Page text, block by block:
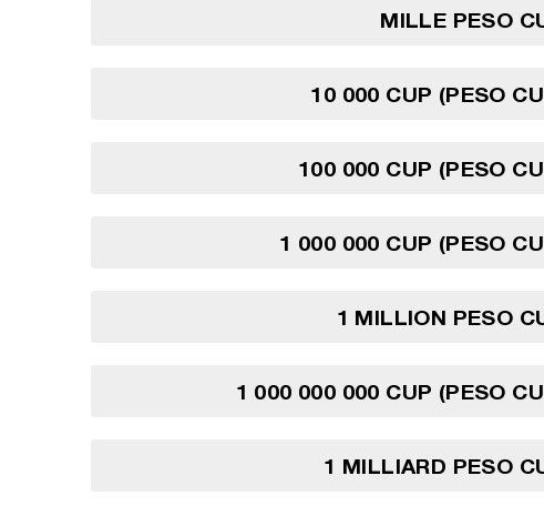
MILLE PESO
10 000 CUP (PESO
100 000 CUP (PESO
1 000 000 CUP (PESO
1 MILLION PESO
1 000 000 000 CUP (PESO
1 MILLIARD PESO